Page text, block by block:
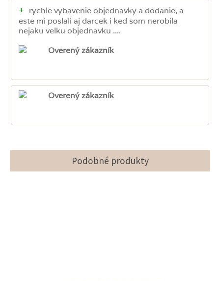
+ rychle vybavenie objednavky a dodanie, a
este mi poslali aj darcek i ked som nerobila
nejaku velku objednavku ....
Overený zákazník
Overený zákazník
Podobné produkty